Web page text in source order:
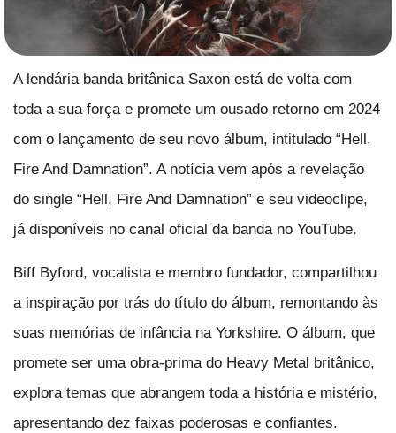
A lendária banda britânica Saxon está de volta com
toda a sua força e promete um ousado retorno em 2024
com o lançamento de seu novo álbum, intitulado “Hell,
Fire And Damnation”. A notícia vem após a revelação
do single “Hell, Fire And Damnation” e seu videoclipe,
já disponíveis no canal oficial da banda no YouTube.
Biff Byford, vocalista e membro fundador, compartilhou
a inspiração por trás do título do álbum, remontando às
suas memórias de infância na Yorkshire. O álbum, que
promete ser uma obra-prima do Heavy Metal britânico,
explora temas que abrangem toda a história e mistério,
apresentando dez faixas poderosas e confiantes.